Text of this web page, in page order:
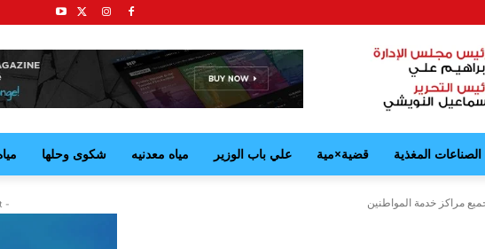
الصناعات المغذية قضية×مية علي باب الوزير مياه معدنيه شكوى وحلها
مراكز خدمة المواطنين - Advertisment -